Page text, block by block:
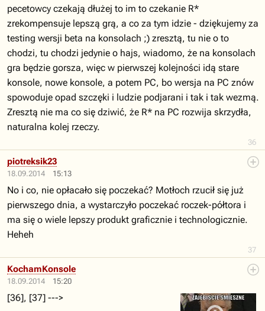
36
pecetowcy czekają dłużej to im to czekanie R*
zrekompensuje lepszą grą, a co za tym idzie - dziękujemy za
testing wersji beta na konsolach ;) zresztą, tu nie o to
chodzi, tu chodzi jedynie o hajs, wiadomo, że na konsolach
gra będzie gorsza, więc w pierwszej kolejności idą stare
konsole, nowe konsole, a potem PC, bo wersja na PC znów
spowoduje opad szczęki i ludzie podjarani i tak i tak wezmą.
Zresztą nie ma co się dziwić, że R* na PC rozwija skrzydła,
naturalna kolej rzeczy.
18.09.2014 15:13
37
piotreksik23
No i co, nie opłacało się poczekać? Motłoch rzucił się już
pierwszego dnia, a wystarczyło poczekać roczek-półtora i
ma się o wiele lepszy produkt graficznie i technologicznie.
Heheh
18.09.2014 15:20
KochamKonsole
[36], [37] --->